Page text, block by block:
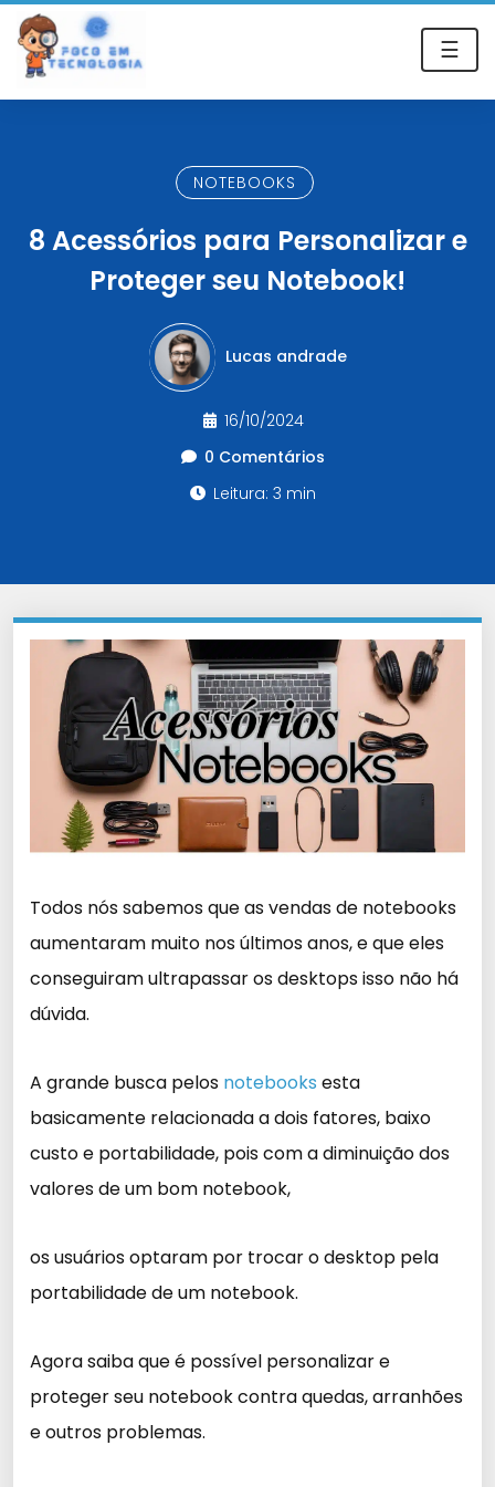
☰
NOTEBOOKS
8 Acessórios para Personalizar e
Proteger seu Notebook!
Lucas andrade
16/10/2024
0 Comentários
Leitura: 3 min
Todos nós sabemos que as vendas de notebooks
aumentaram muito nos últimos anos, e que eles
conseguiram ultrapassar os desktops isso não há
dúvida.
A grande busca pelos notebooks esta
basicamente relacionada a dois fatores, baixo
custo e portabilidade, pois com a diminuição dos
valores de um bom notebook,
os usuários optaram por trocar o desktop pela
portabilidade de um notebook.
Agora saiba que é possível personalizar e
proteger seu notebook contra quedas, arranhões
e outros problemas.